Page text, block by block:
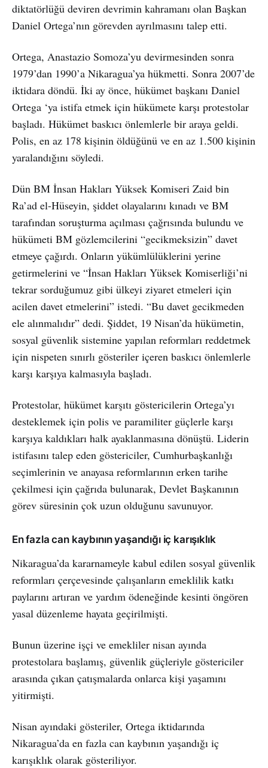
diktatörlüğü deviren devrimin kahramanı olan Başkan
Daniel Ortega’nın görevden ayrılmasını talep etti.
Ortega, Anastazio Somoza’yu devirmesinden sonra
1979’dan 1990’a Nikaragua’ya hükmetti. Sonra 2007’de
iktidara döndü. İki ay önce, hükümet başkanı Daniel
Ortega ‘ya istifa etmek için hükümete karşı protestolar
başladı. Hükümet baskıcı önlemlerle bir araya geldi.
Polis, en az 178 kişinin öldüğünü ve en az 1.500 kişinin
yaralandığını söyledi.
Dün BM İnsan Hakları Yüksek Komiseri Zaid bin
Ra’ad el-Hüseyin, şiddet olayalarını kınadı ve BM
tarafından soruşturma açılması çağrısında bulundu ve
hükümeti BM gözlemcilerini “gecikmeksizin” davet
etmeye çağırdı. Onların yükümlülüklerini yerine
getirmelerini ve “İnsan Hakları Yüksek Komiserliği’ni
tekrar sorduğumuz gibi ülkeyi ziyaret etmeleri için
acilen davet etmelerini” istedi. “Bu davet gecikmeden
ele alınmalıdır” dedi. Şiddet, 19 Nisan’da hükümetin,
sosyal güvenlik sistemine yapılan reformları reddetmek
için nispeten sınırlı gösteriler içeren baskıcı önlemlerle
karşı karşıya kalmasıyla başladı.
Protestolar, hükümet karşıtı göstericilerin Ortega’yı
desteklemek için polis ve paramiliter güçlerle karşı
karşıya kaldıkları halk ayaklanmasına dönüştü. Liderin
istifasını talep eden göstericiler, Cumhurbaşkanlığı
seçimlerinin ve anayasa reformlarının erken tarihe
çekilmesi için çağrıda bulunarak, Devlet Başkanının
görev süresinin çok uzun olduğunu savunuyor.
En fazla can kaybının yaşandığı iç karışıklık
Nikaragua’da kararnameyle kabul edilen sosyal güvenlik
reformları çerçevesinde çalışanların emeklilik katkı
paylarını artıran ve yardım ödeneğinde kesinti öngören
yasal düzenleme hayata geçirilmişti.
Bunun üzerine işçi ve emekliler nisan ayında
protestolara başlamış, güvenlik güçleriyle göstericiler
arasında çıkan çatışmalarda onlarca kişi yaşamını
yitirmişti.
Nisan ayındaki gösteriler, Ortega iktidarında
Nikaragua’da en fazla can kaybının yaşandığı iç
karışıklık olarak gösteriliyor.